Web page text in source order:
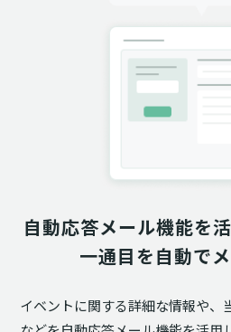
自動応答メール機能を
一通目を自動で
イベントに関する詳細な情報や、